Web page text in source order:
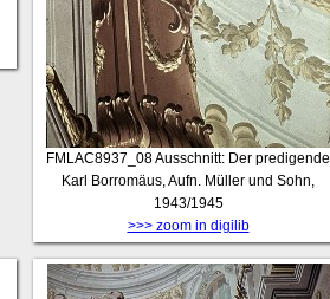
FMLAC8937_08Ausschnitt: Der predigende
Karl Borromäus, Aufn. Müller und Sohn,
1943/1945
>>> zoom in digilib